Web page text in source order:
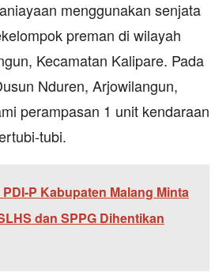
menggunakan senjata
preman di wilayah
Kecamatan Kalipare. Pada
Nduren, Arjowilangun,
perampasan 1 unit kendaraan
tubi.
P Kabupaten Malang Minta
dan SPPG Dihentikan